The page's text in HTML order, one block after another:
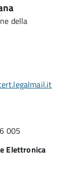
della
005
Elettronica